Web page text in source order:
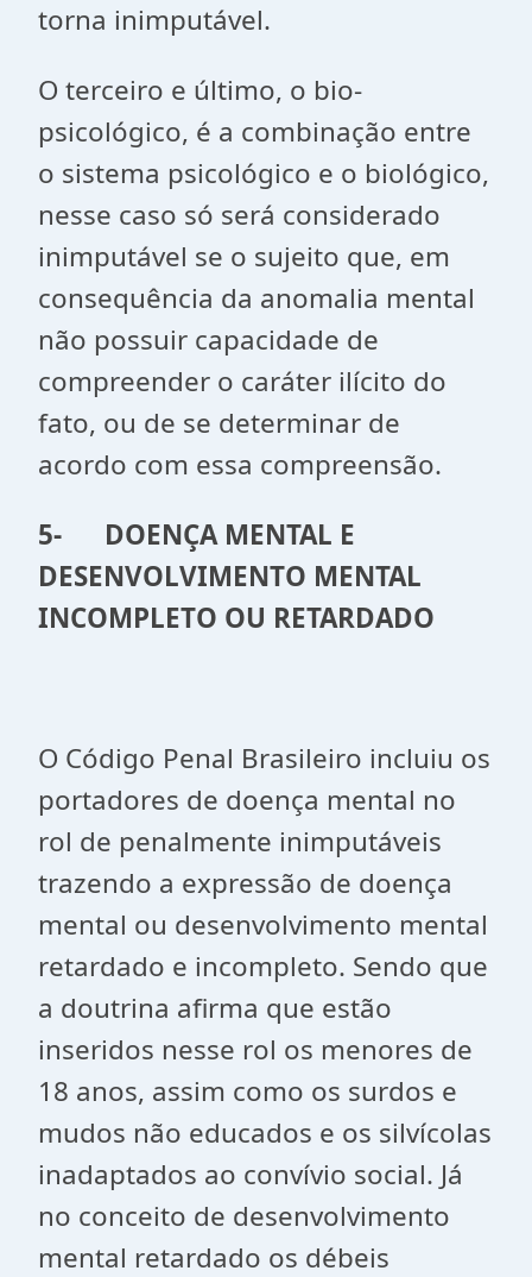
torna inimputável.
O terceiro e último, o bio-
psicológico, é a combinação entre
o sistema psicológico e o biológico,
nesse caso só será considerado
inimputável se o sujeito que, em
consequência da anomalia mental
não possuir capacidade de
compreender o caráter ilícito do
fato, ou de se determinar de
acordo com essa compreensão.
5- DOENÇA MENTAL E
DESENVOLVIMENTO MENTAL
INCOMPLETO OU RETARDADO
O Código Penal Brasileiro incluiu os
portadores de doença mental no
rol de penalmente inimputáveis
trazendo a expressão de doença
mental ou desenvolvimento mental
retardado e incompleto. Sendo que
a doutrina afirma que estão
inseridos nesse rol os menores de
18 anos, assim como os surdos e
mudos não educados e os silvícolas
inadaptados ao convívio social. Já
no conceito de desenvolvimento
mental retardado os débeis